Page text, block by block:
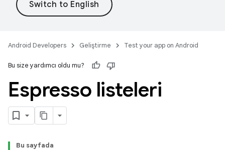
Android Developers Geliştirme Test your app on Android
Bu size yardımcı oldu mu?
Espresso listeleri
Bu sayfada